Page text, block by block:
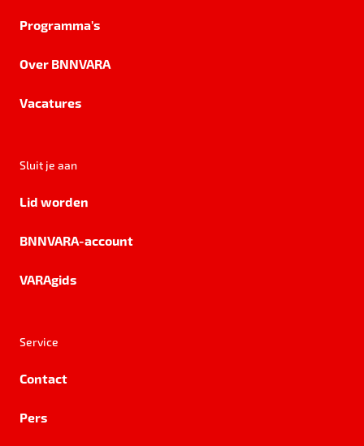
Programma's
Over BNNVARA
Vacatures
Sluit je aan
Lid worden
BNNVARA-account
VARAgids
Service
Contact
Pers